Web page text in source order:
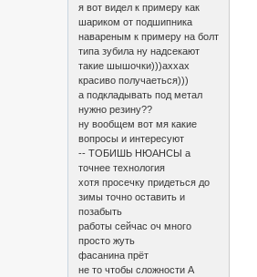
я вот видел к примеру как
шариком от подшипника
навареным к примеру на болт
типа зубила ну надсекают
такие шышочки)))аххах
красиво получаеться)))
а подкладывать под метал
нужно резину??
ну вообщем вот мя какие
вопросы и интересуют
-- ТОБИШЬ НЮАНСЫ а
точнее технология
хотя просечку придеться до
зимы точно оставить и
позабыть
работы сейчас оч много
просто жуть
фасанина прёт
не то чтобы сложности А